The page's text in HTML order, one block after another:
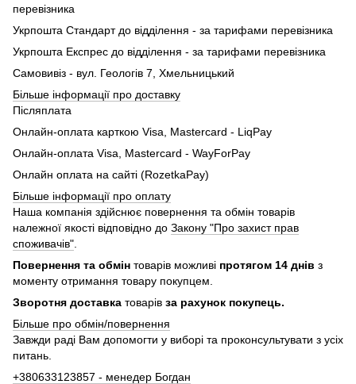
перевізника
Укрпошта Стандарт до відділення - за тарифами перевізника
Укрпошта Експрес до відділення - за тарифами перевізника
Самовивіз - вул. Геологів 7, Хмельницький
Більше інформації про доставку
Післяплата
Онлайн-оплата карткою Visa, Mastercard - LiqPay
Онлайн-оплата Visa, Mastercard - WayForPay
Онлайн оплата на сайті (RozetkaPay)
Більше інформації про оплату
Наша компанія здійснює повернення та обмін товарів
належної якості відповідно до Закону "Про захист прав
споживачів"
Повернення та обмін товарів можливі протягом 14 днів з
моменту отримання товару покупцем.
Зворотня доставка товарів за рахунок покупець.
Більше про обмін/повернення
Завжди раді Вам допомогти у виборі та проконсультувати з усіх
питань.
+380633123857 - менедер Богдан